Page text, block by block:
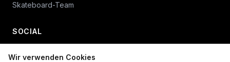
Wir verwenden Cookies
Skateboard-Team
SOCIAL